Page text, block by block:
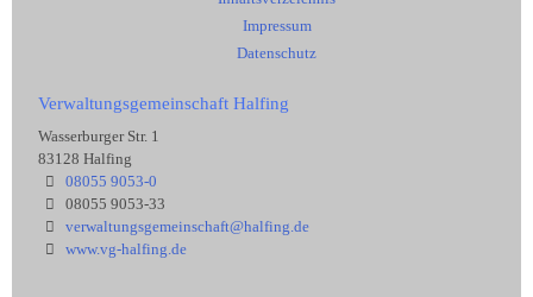
Impressum
Datenschutz
Verwaltungsgemeinschaft Halfing
Wasserburger Str. 1
83128 Halfing
08055 9053-0
08055 9053-33
verwaltungsgemeinschaft@halfing.de
www.vg-halfing.de